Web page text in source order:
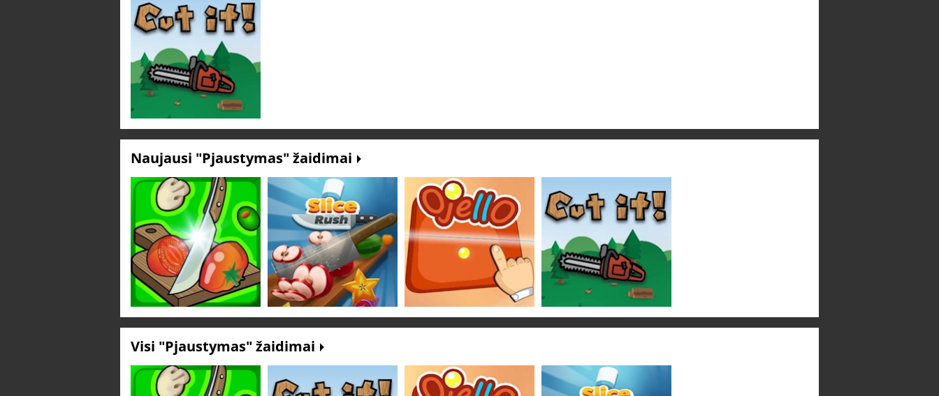
Naujausi "Pjaustymas" žaidimai
Visi "Pjaustymas" žaidimai